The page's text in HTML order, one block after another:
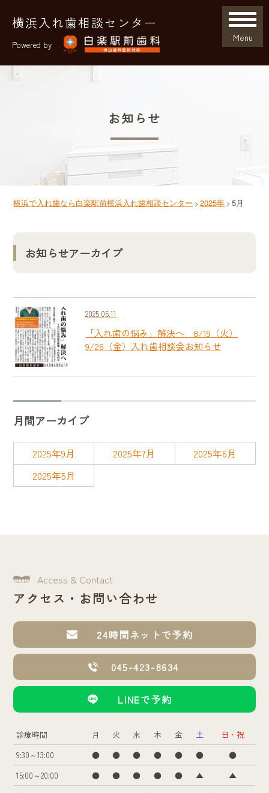
Menu
横浜入れ歯相談センター
Powered by
お知らせ
横浜で入れ歯なら白楽駅前横浜入れ歯相談センター >2025年 >5月
お知らせアーカイブ
2025.05.11
「入れ歯の悩み」解決へ 8/19（火）
9/26（金）入れ歯相談会お知らせ
月間アーカイブ
2025年9月 2025年7月
2025年6月
2025年5月
Access & Contact
アクセス・お問い合わせ
24時間ネットで予約
045-423-8634
LINEで予約
診療時間 月 火 水 木 金 土
日・祝
9:30～13:00
● ● ● ● ● ●
●
15:00～20:00
● ● ● ● ● ▲ ▲